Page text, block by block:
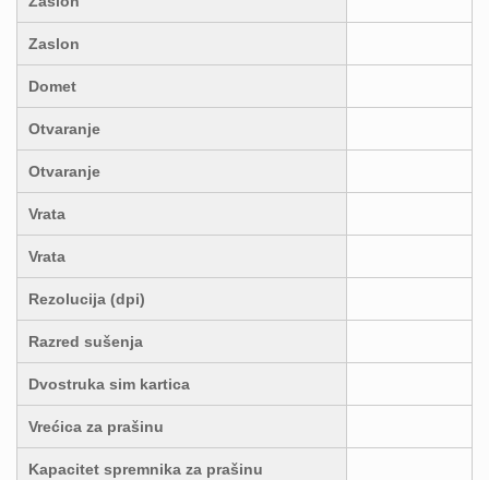
Zaslon
Domet
Otvaranje
Otvaranje
Vrata
Vrata
Rezolucija (dpi)
Razred sušenja
Dvostruka sim kartica
Vrećica za prašinu
Kapacitet spremnika za prašinu